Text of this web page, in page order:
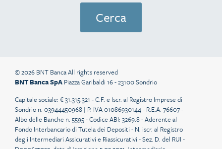
© 2026 BNT Banca All rights reserved
BNT Banca SpA Piazza Garibaldi 16 - 23100 Sondrio
Capitale sociale: € 31.315.321 - C.F. e Iscr. al Registro Imprese di
Sondrio n. 03944450968 | P. IVA 01086930144 - R.E.A. 76607 -
Albo delle Banche n. 5595 - Codice ABI: 3269.8 - Aderente al
Fondo Interbancario di Tutela dei Depositi - N. iscr. al Registro
degli Intermediari Assicurativi e Riassicurativi - Sez. D. del RUI -